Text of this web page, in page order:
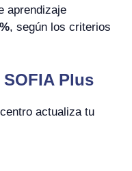
aprendizaje
, según los criterios
Plus
actualiza tu